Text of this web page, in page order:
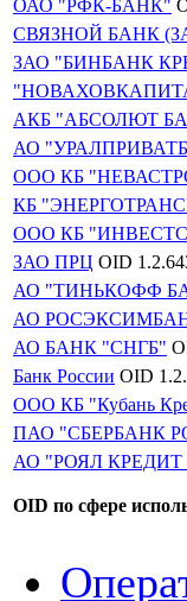
ОАО "РФК-БАНК"
СВЯЗНОЙ БАНК
ЗАО "БИНБАНК
АКБ "АБСОЛЮТ
АО
ООО КБ
КБ
ООО КБ
ЗАО ПРЦ OID
АО "ТИНЬКОФФ
АО
АО БАНК "СНГБ"
Банк России OID
ООО КБ "Кубань
ПАО "СБЕРБАНК
АО "РОЯЛ
OID по сфере